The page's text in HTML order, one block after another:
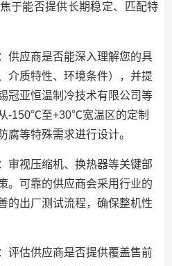
于能否提供长期稳定、匹配特
供应商是否能深入理解您的具
介质特性、环境条件），并提
冠亚恒温制冷技术有限公司等
-150℃至+30℃宽温区的定制
腐等特殊需求进行设计。
审视压缩机、换热器等关键部
。可靠的供应商会采用行业的
的出厂测试流程，确保整机性
评估供应商是否提供覆盖售前